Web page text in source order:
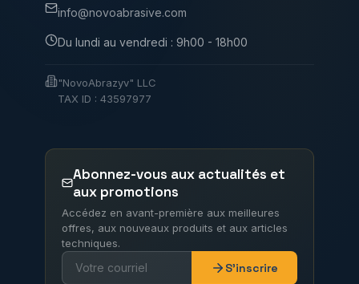
info@novoabrasive.com
Du lundi au vendredi : 9h00 - 18h00
"NovoAbrazyv" LLC
TAX ID : 43597977
Abonnez-vous aux actualités et
aux promotions
Accédez en avant-première aux meilleures
offres, aux nouveaux produits et aux articles
techniques.
S'inscrire